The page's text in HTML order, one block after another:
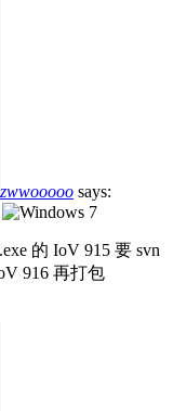
zwwooooo says:
的 IoV 915 要 svn
916 再打包